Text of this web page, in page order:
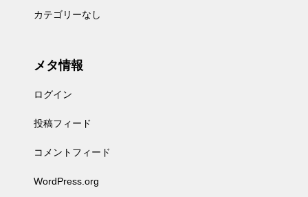
カテゴリーなし
メタ情報
ログイン
投稿フィード
コメントフィード
WordPress.org